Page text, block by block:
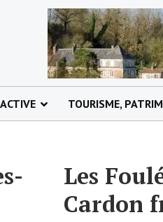
TOURISME,
Les
Cardon